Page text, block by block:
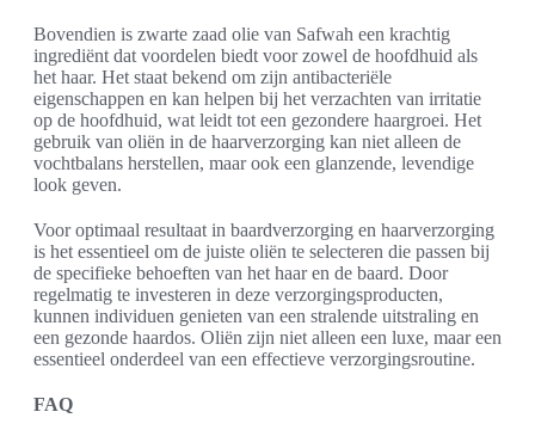
Bovendien is zwarte zaad olie van Safwah een krachtig
ingrediënt dat voordelen biedt voor zowel de hoofdhuid als
het haar. Het staat bekend om zijn antibacteriële
eigenschappen en kan helpen bij het verzachten van irritatie
op de hoofdhuid, wat leidt tot een gezondere haargroei. Het
gebruik van oliën in de haarverzorging kan niet alleen de
vochtbalans herstellen, maar ook een glanzende, levendige
look geven.
Voor optimaal resultaat in baardverzorging en haarverzorging
is het essentieel om de juiste oliën te selecteren die passen bij
de specifieke behoeften van het haar en de baard. Door
regelmatig te investeren in deze verzorgingsproducten,
kunnen individuen genieten van een stralende uitstraling en
een gezonde haardos. Oliën zijn niet alleen een luxe, maar een
essentieel onderdeel van een effectieve verzorgingsroutine.
FAQ